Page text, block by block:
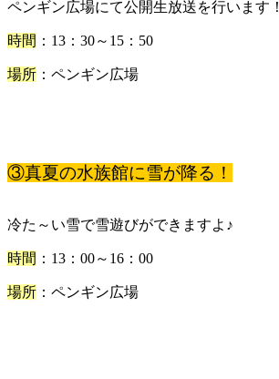
ペンギン広場にて公開生放送を行います！
時間 ：13：30～15：50
場所 ：ペンギン広場
③真夏の水族館に雪が降る！
冷た～い雪で雪遊びができますよ♪
時間 ：13：00～16：00
場所 ：ペンギン広場